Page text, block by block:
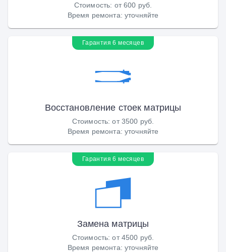
Стоимость: от 600 руб.
Время ремонта: уточняйте
Гарантия 6 месяцев
Восстановление стоек матрицы
Стоимость:от 3500 руб.
Время ремонта: уточняйте
Гарантия 6 месяцев
Замена матрицы
Стоимость:от 4500 руб.
Время ремонта: уточняйте